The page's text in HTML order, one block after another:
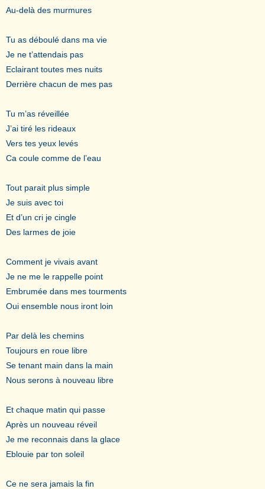
Au-delà des murmures
Tu as déboulé dans ma vie
Je ne t’attendais pas
Eclairant toutes mes nuits
Derrière chacun de mes pas
Tu m’as réveillée
J’ai tiré les rideaux
Vers tes yeux levés
Ca coule comme de l’eau
Tout parait plus simple
Je suis avec toi
Et d’un cri je cingle
Des larmes de joie
Comment je vivais avant
Je ne me le rappelle point
Embrumée dans mes tourments
Oui ensemble nous iront loin
Par delà les chemins
Toujours en roue libre
Se tenant main dans la main
Nous serons à nouveau libre
Et chaque matin qui passe
Après un nouveau réveil
Je me reconnais dans la glace
Eblouie par ton soleil
Ce ne sera jamais la fin